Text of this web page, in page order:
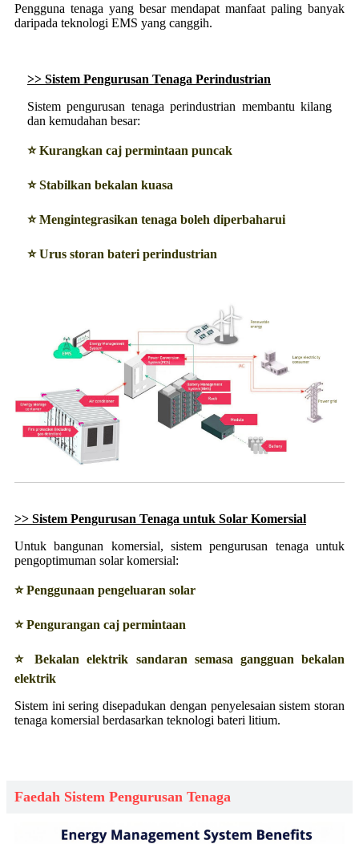
Pengguna tenaga yang besar mendapat manfaat paling banyak
daripada teknologi EMS yang canggih.
>> Sistem Pengurusan Tenaga Perindustrian
Sistem pengurusan tenaga perindustrian membantu kilang
dan kemudahan besar:
⭐ Kurangkan caj permintaan puncak
⭐ Stabilkan bekalan kuasa
⭐ Mengintegrasikan tenaga boleh diperbaharui
⭐ Urus storan bateri perindustrian
>> Sistem Pengurusan Tenaga untuk Solar Komersial
Untuk bangunan komersial, sistem pengurusan tenaga untuk
pengoptimuman solar komersial:
⭐ Penggunaan pengeluaran solar
⭐ Pengurangan caj permintaan
⭐ Bekalan elektrik sandaran semasa gangguan bekalan
elektrik
Sistem ini sering disepadukan dengan penyelesaian sistem storan
tenaga komersial berdasarkan teknologi bateri litium.
Faedah Sistem Pengurusan Tenaga